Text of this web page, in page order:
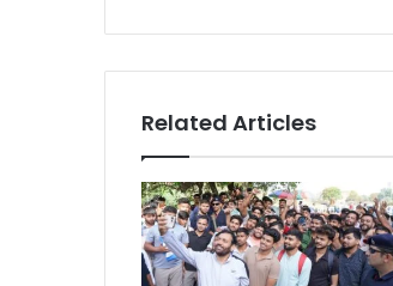
Related Articles